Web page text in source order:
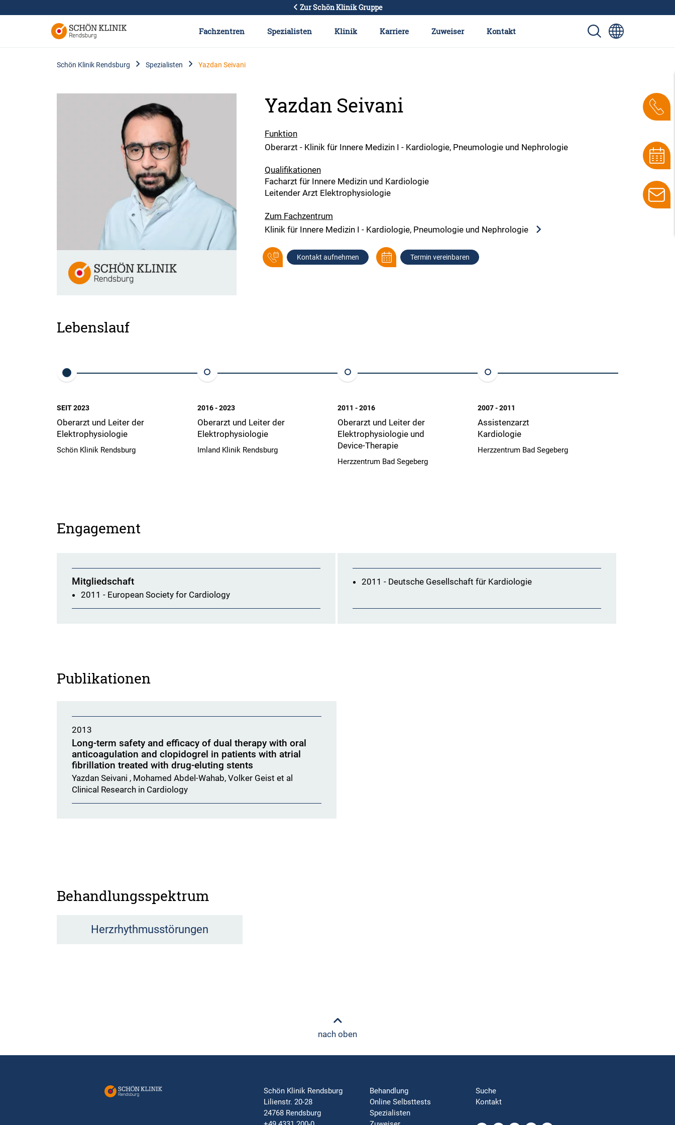
Zur Schön Klinik Gruppe
Fachzentren Spezialisten Klinik Karriere Zuweiser Kontakt
Schön Klinik Rendsburg Spezialisten Yazdan Seivani
Yazdan Seivani
Funktion
Oberarzt - Klinik für Innere Medizin I - Kardiologie, Pneumologie und Nephrologie
Qualifikationen
Facharzt für Innere Medizin und Kardiologie
Leitender Arzt Elektrophysiologie
Zum Fachzentrum
Klinik für Innere Medizin I - Kardiologie, Pneumologie und Nephrologie
Kontakt aufnehmen Termin vereinbaren
Lebenslauf
SEIT 2023
Oberarzt und Leiter der
Elektrophysiologie
Schön Klinik Rendsburg
2016 - 2023
Oberarzt und Leiter der
Elektrophysiologie
Imland Klinik Rendsburg
2011 - 2016
Oberarzt und Leiter der
Elektrophysiologie und
Device-Therapie
Herzzentrum Bad Segeberg
2007 - 2011
Assistenzarzt
Kardiologie
Herzzentrum Bad Segeberg
Engagement
Mitgliedschaft
2011 - European Society for Cardiology
2011 - Deutsche Gesellschaft für Kardiologie
Publikationen
2013
Long-term safety and efficacy of dual therapy with oral
anticoagulation and clopidogrel in patients with atrial
fibrillation treated with drug-eluting stents
Yazdan Seivani , Mohamed Abdel-Wahab, Volker Geist et al
Clinical Research in Cardiology
Behandlungsspektrum
Herzrhythmusstörungen
nach oben
Schön Klinik Rendsburg
Lilienstr. 20-28
24768 Rendsburg
Behandlung
Online Selbsttests
Spezialisten
Suche
Kontakt